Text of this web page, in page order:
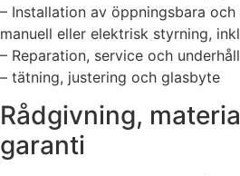
– Installation av öppningsbara
manuell eller elektrisk styrning,
– Reparation, service och
– tätning, justering och glasbyte
Rådgivning,
garanti